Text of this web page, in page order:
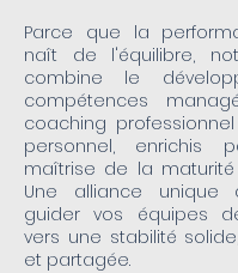
Parce que la
naît de l'équilibre,
combine le
compétences
coaching
personnel, enrichis
maîtrise de la maturité
Une alliance unique
guider vos équipes
vers une stabilité
et partagée.